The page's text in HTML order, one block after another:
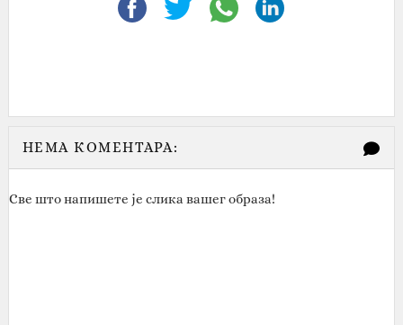
НЕМА КОМЕНТАРА:
Све што напишете је слика вашег образа!